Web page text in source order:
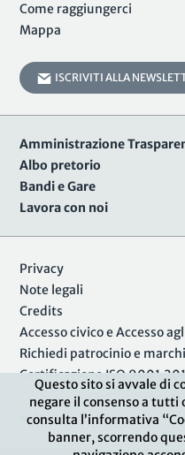
Questo sito si avvale di
negare il consenso a tutti
consulta l’informativa
banner, scorrendo
Come raggiungerci
Mappa
ISCRIVITI ALLA
Amministrazione
Albo pretorio
Bandi e Gare
Lavora con noi
Privacy
Note legali
Credits
Accesso civico e Accesso
Richiedi patrocinio e
Certificazione ISO
Area Riservata